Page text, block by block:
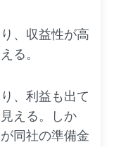
、収益性が高
る。
、利益も出て
える。しか
同社の準備金